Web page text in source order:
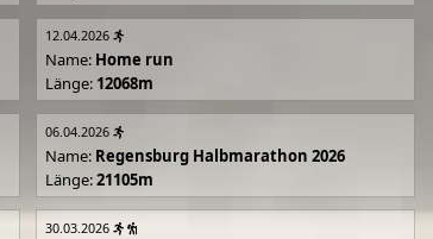
12.04.2026
Name: Home run
Länge: 12068m
06.04.2026
Name: Regensburg Halbmarathon 2026
Länge:21105m
30.03.2026